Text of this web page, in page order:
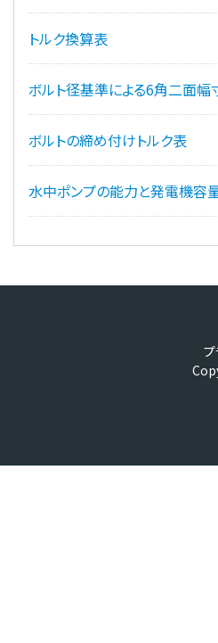
トルク換算表
ボルト径基準による6角二面幅
ボルトの締め付けトルク表
水中ポンプの能力と発電機容